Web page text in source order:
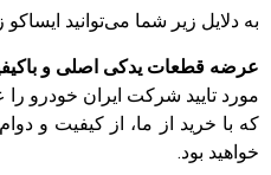
به دلایل زیر شما می‌توانید ایساکو
عرضه قطعات یدکی اصلی و
مورد تایید شرکت ایران خودرو
که با خرید از ما، از کیفیت و
خواهید بود.